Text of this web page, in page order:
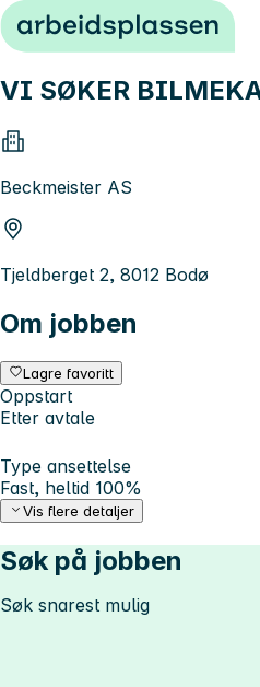
Hopp til innhold
VI SØKER
Beckmeister AS
Tjeldberget 2, 8012 Bodø
Om jobben
Lagre favoritt
Oppstart
Etter avtale
Type ansettelse
Fast, heltid 100%
Vis flere detaljer
Søk på jobben
Søk snarest mulig